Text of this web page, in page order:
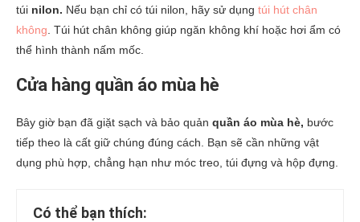
túi nilon. Nếu bạn chỉ có túi nilon, hãy sử dụng túi hút chân
không . Túi hút chân không giúp ngăn không khí hoặc hơi ẩm có
thể hình thành nấm mốc.
Cửa hàng quần áo mùa hè
Bây giờ bạn đã giặt sạch và bảo quản quần áo mùa hè, bước
tiếp theo là cất giữ chúng đúng cách. Bạn sẽ cần những vật
dụng phù hợp, chẳng hạn như móc treo, túi đựng và hộp đựng.
Có thể bạn thích: